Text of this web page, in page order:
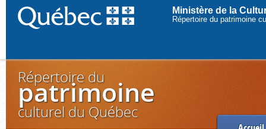
Ministère de la
Répertoire du patrimoine
Répertoire du
patrimoine
culturel du Québec